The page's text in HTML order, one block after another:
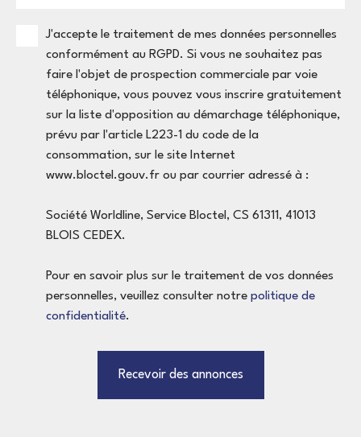
J'accepte le traitement de mes données personnelles
conformément au RGPD. Si vous ne souhaitez pas
faire l'objet de prospection commerciale par voie
téléphonique, vous pouvez vous inscrire gratuitement
sur la liste d'opposition au démarchage téléphonique,
prévu par l'article L223-1 du code de la
consommation, sur le site Internet
www.bloctel.gouv.fr ou par courrier adressé à :
Société Worldline, Service Bloctel, CS 61311, 41013
BLOIS CEDEX.
Pour en savoir plus sur le traitement de vos données
personnelles, veuillez consulter notre politique de
confidentialité.
Recevoir des annonces